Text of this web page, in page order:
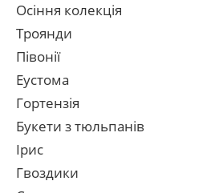
Осіння колекція
Троянди
Півонії
Еустома
Гортензія
Букети з тюльпанів
Ірис
Гвоздики